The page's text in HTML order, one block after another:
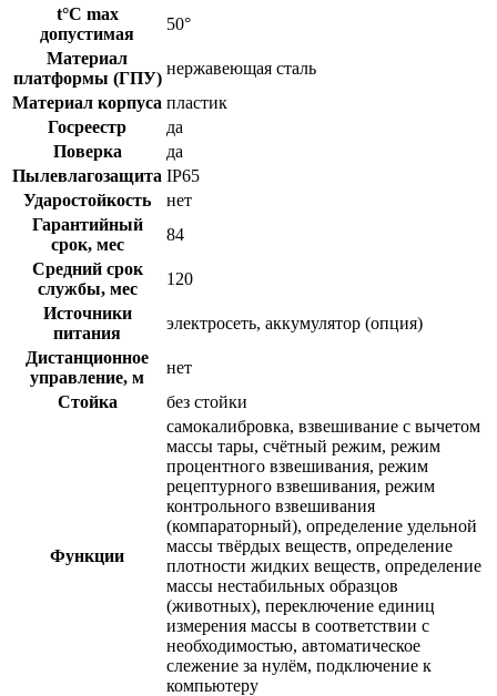
t°C max
допустимая
50°
Материал
платформы (ГПУ)
нержавеющая сталь
Материал корпуса пластик
Госреестр
да
Поверка
да
Пылевлагозащита IP65
Ударостойкость
нет
Гарантийный
срок, мес
84
Средний срок
службы, мес
120
Источники
питания
электросеть, аккумулятор (опция)
Дистанционное
управление, м
нет
Стойка
без стойки
Функции
самокалибровка, взвешивание с вычетом
массы тары, счётный режим, режим
процентного взвешивания, режим
рецептурного взвешивания, режим
контрольного взвешивания
(компараторный), определение удельной
массы твёрдых веществ, определение
плотности жидких веществ, определение
массы нестабильных образцов
(животных), переключение единиц
измерения массы в соответствии с
необходимостью, автоматическое
слежение за нулём, подключение к
компьютеру